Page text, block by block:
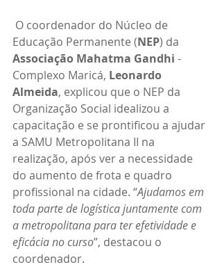
Educação Permanente (NEP) da
Associação Mahatma Gandhi -
Complexo Maricá, Leonardo
Almeida, explicou que o NEP da
Organização Social idealizou a
capacitação e se prontificou a ajudar
a SAMU Metropolitana II na
realização, após ver a necessidade
do aumento de frota e quadro
profissional na cidade. “Ajudamos em
toda parte de logística juntamente com
a metropolitana para ter efetividade e
eficácia no curso”, destacou o
coordenador.